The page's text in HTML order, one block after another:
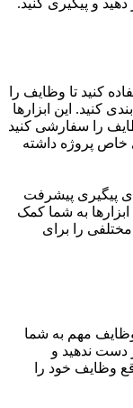
و پیگیری کنید.
کنید تا وظایف را
کنید. این ابزارها
را سفارشی کنید
خاص پروژه داشته
پیگیری پیشرفت
به شما کمک
را برای
وظایف مهم به شما
دست ندهید و
وظایف خود را